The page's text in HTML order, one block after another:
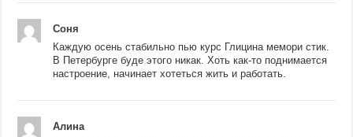
Соня
Каждую осень стабильно пью курс Глицина мемори стик.
В Петербурге буде этого никак. Хоть как-то поднимается
настроение, начинает хотеться жить и работать.
Алина